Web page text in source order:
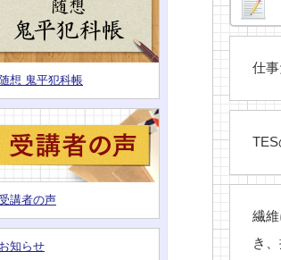
仕
TES
繊
き
随想 鬼平犯科帳
講者の声
お知らせ